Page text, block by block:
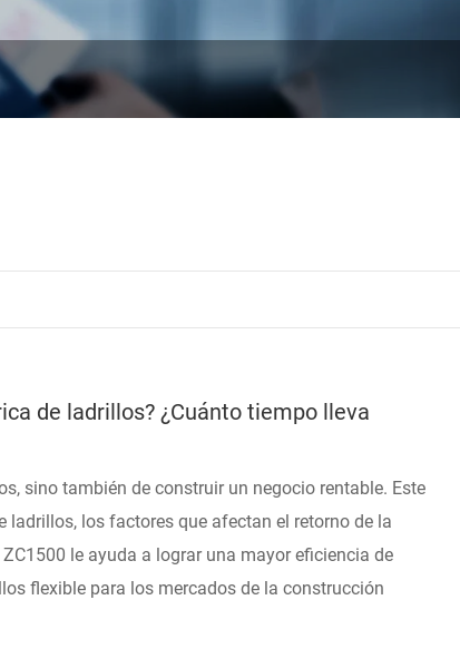
de ladrillos? ¿Cuánto tiempo lleva
sino también de construir un negocio rentable. Este
los factores que afectan el retorno de la
le ayuda a lograr una mayor eficiencia de
flexible para los mercados de la construcción